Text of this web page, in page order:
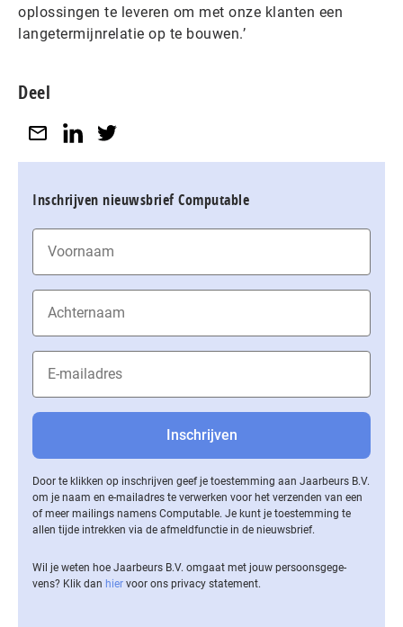
oplossingen te leveren om met onze klanten een
langetermijnrelatie op te bouwen.’
Deel
Inschrijven nieuwsbrief Computable
Door te klikken op inschrijven geef je toestemming aan Jaarbeurs B.V.
om je naam en e-mailadres te verwerken voor het verzenden van een
of meer mailings namens Computable. Je kunt je toestemming te
allen tijde intrekken via de af­meld­func­tie in de nieuwsbrief.
Wil je weten hoe Jaarbeurs B.V. omgaat met jouw per­soons­ge­ge­
vens? Klik dan hier voor ons privacy statement.